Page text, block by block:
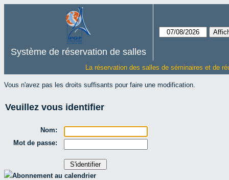
Système de réservation de salles
La réservation des salles de séminaires et de
Vous n'avez pas les droits suffisants pour faire une modification.
Veuillez vous identifier
Nom:
Mot de passe:
Abonnement au calendrier